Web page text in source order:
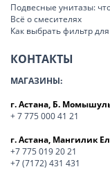
Подвесные унитазы:
Всё о смесителях
Как выбрать фильтр
КОНТАКТЫ
МАГАЗИНЫ:
г. Астана, Б.
+ 7 775 000 41 21
г. Астана, Мангилик
+7 775 019 20 21
+7 (7172) 431 431